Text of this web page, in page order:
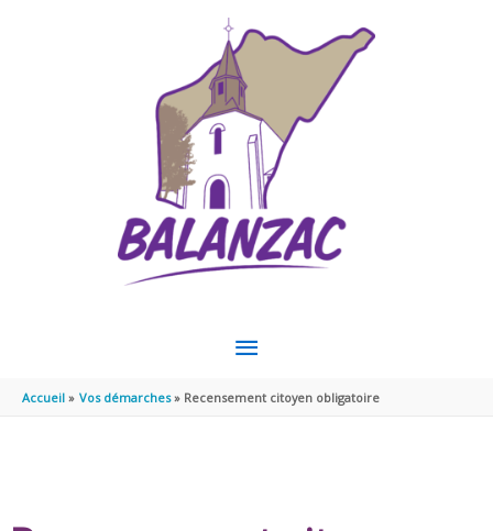
MENU
PRINCIPAL
Accueil Vos démarches Recensement citoyen obligatoire